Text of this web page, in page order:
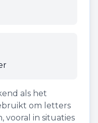
als het
om letters
vooral in situaties